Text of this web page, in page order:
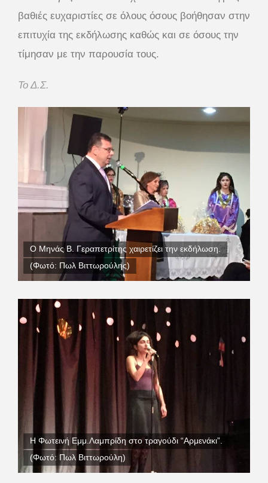
βαθιές ευχαριστίες σε όλους όσους βοήθησαν στην
επιτυχία της εκδήλωσης καθώς και σε όσους την
τίμησαν με την παρουσία τους.
Το Δ.Σ.
Ο Μηνάς Β. Γεραπετρίτης χαιρετίζει την εκδήλωση.
(Φωτό: Πωλ Βιττωρούλης)
Η Φωτεινή Εμμ.Λαμπρίδη στο τραγούδι “Αρμενάκι”.
(Φωτό: Πωλ Βιττωρούλη)